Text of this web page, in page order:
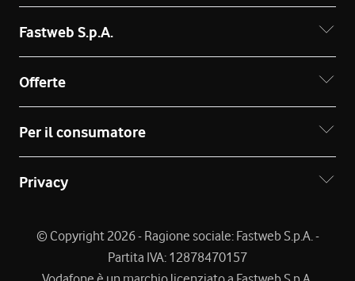
Fastweb S.p.A.
Offerte
Per il consumatore
Privacy
© Copyright 2026 - Ragione sociale: Fastweb S.p.A. -
Partita IVA: 12878470157